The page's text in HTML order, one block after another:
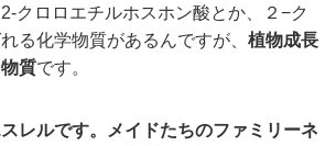
クロロエチルホスホン酸とか、２−ク
る化学物質があるんですが、 植物成長
質です。
レルです。
メイドたちのファミリーネ